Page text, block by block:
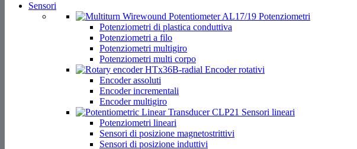
Sensori
Potenziometri
Potenziometri di plastica conduttiva
Potenziometri a filo
Potenziometri multigiro
Potenziometri multi corpo
Encoder rotativi
Encoder assoluti
Encoder incrementali
Encoder multigiro
Sensori lineari
Potenziometri lineari
Sensori di posizione magnetostrittivi
Sensori di posizione induttivi